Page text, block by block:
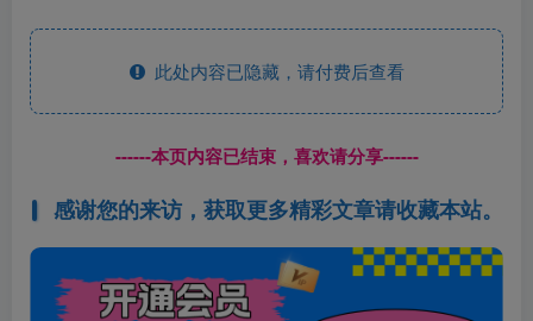
此处内容已隐藏，请付费后查看
------本页内容已结束，喜欢请分享------
感谢您的来访，获取更多精彩文章请收藏本站。